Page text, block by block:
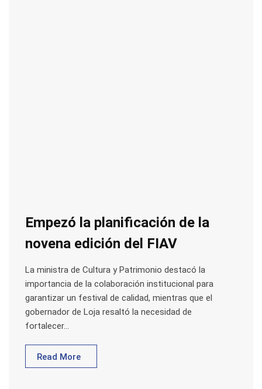
Empezó la planificación de la
novena edición del FIAV
La ministra de Cultura y Patrimonio destacó la
importancia de la colaboración institucional para
garantizar un festival de calidad, mientras que el
gobernador de Loja resaltó la necesidad de
fortalecer…
Read More